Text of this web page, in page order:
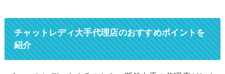
チャットレディ大手代理店のおすすめポイントを
紹介